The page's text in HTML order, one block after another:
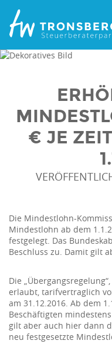
€ JE
Die Mindestlohn-
Mindestlohn ab dem
festgelegt. Das
Beschluss zu. Damit gilt
Die
erlaubt, tarifvertraglich
am 31.12.2016. Ab dem
Beschäftigten
gilt aber auch hier dann
neu festgesetzte